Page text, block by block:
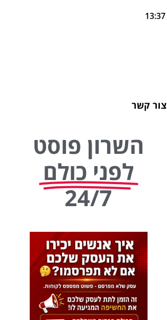
צור קשר
השרון פוסט
לפני כולם
24/7